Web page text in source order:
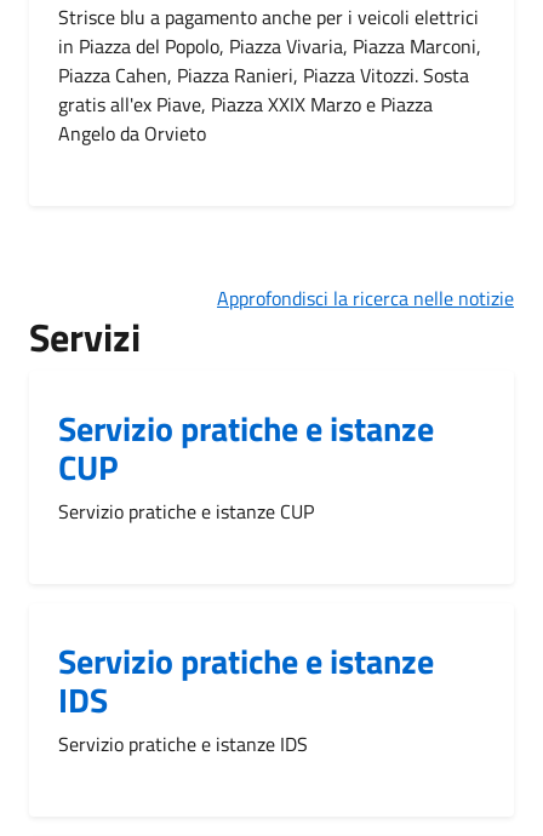
Strisce blu a pagamento anche per i veicoli elettrici
in Piazza del Popolo, Piazza Vivaria, Piazza Marconi,
Piazza Cahen, Piazza Ranieri, Piazza Vitozzi. Sosta
gratis all'ex Piave, Piazza XXIX Marzo e Piazza
Angelo da Orvieto
Approfondisci la ricerca nelle notizie
Servizi
Servizio pratiche e istanze
CUP
Servizio pratiche e istanze CUP
Servizio pratiche e istanze
IDS
Servizio pratiche e istanze IDS